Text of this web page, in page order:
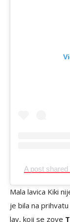
A post
Mala lavica Kiki
je bila na
lav, koji se zove